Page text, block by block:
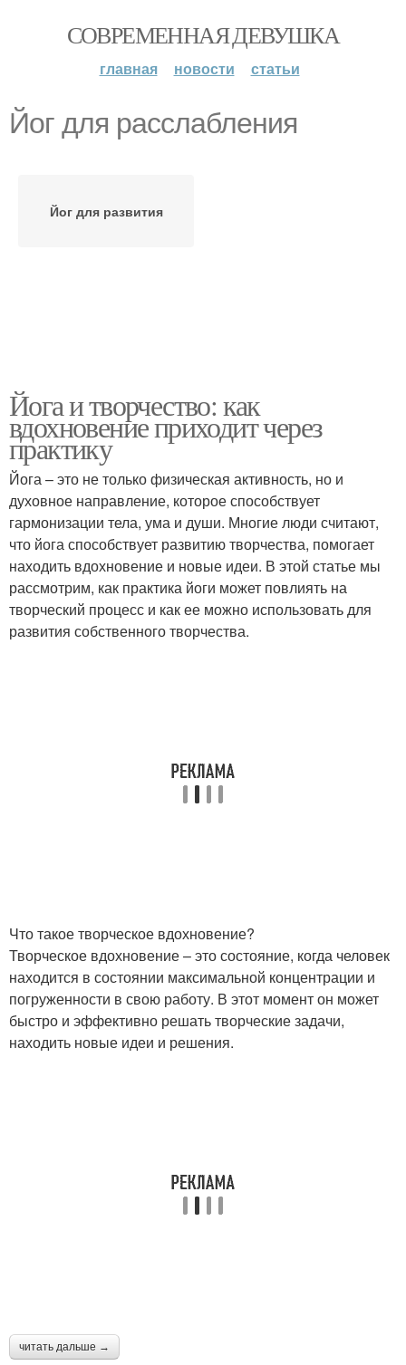
СОВРЕМЕННАЯ ДЕВУШКА
главная новости статьи
Йог для расслабления
Йог для развития
Йога и творчество: как
вдохновение приходит через
практику
Йога – это не только физическая активность, но и
духовное направление, которое способствует
гармонизации тела, ума и души. Многие люди считают,
что йога способствует развитию творчества, помогает
находить вдохновение и новые идеи. В этой статье мы
рассмотрим, как практика йоги может повлиять на
творческий процесс и как ее можно использовать для
развития собственного творчества.
Что такое творческое вдохновение?
Творческое вдохновение – это состояние, когда человек
находится в состоянии максимальной концентрации и
погруженности в свою работу. В этот момент он может
быстро и эффективно решать творческие задачи,
находить новые идеи и решения.
читать дальше →